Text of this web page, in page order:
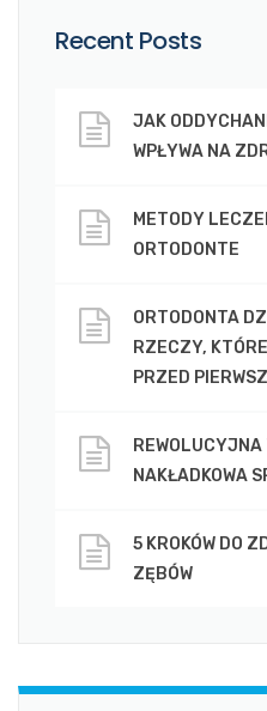
Recent Posts
JAK
WPŁYWA NA
METODY
ORTODONTE
ORTODONTA
RZECZY,
PRZED
NAKŁADKOWA
5 KROKÓW DO
ZĘBÓW